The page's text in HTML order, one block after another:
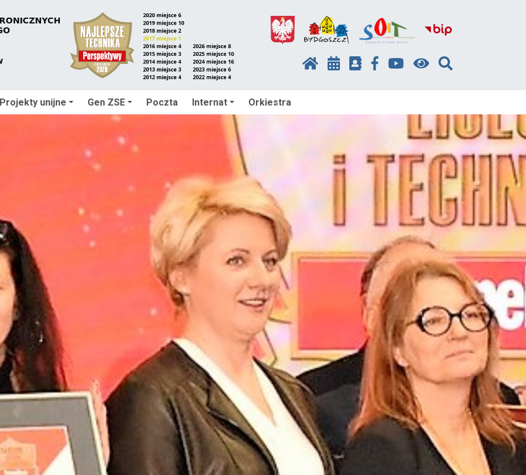
Projekty unijne Gen ZSE Poczta Internat Orkiestra